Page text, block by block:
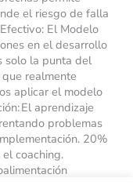
el riesgo de falla
El Modelo
en el desarrollo
solo la punta del
realmente
aplicar el modelo
El aprendizaje
problemas
20%
coaching.